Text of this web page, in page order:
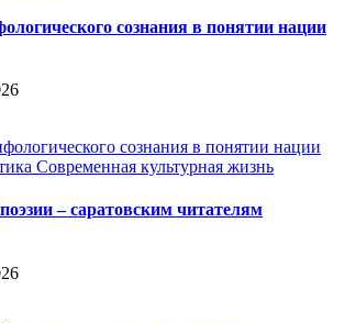
сознания в понятии нации
Современная культурная жизнь
– саратовским читателям